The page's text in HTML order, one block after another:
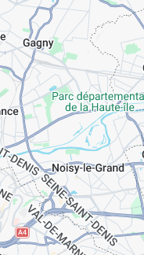
Numérosd'urgence